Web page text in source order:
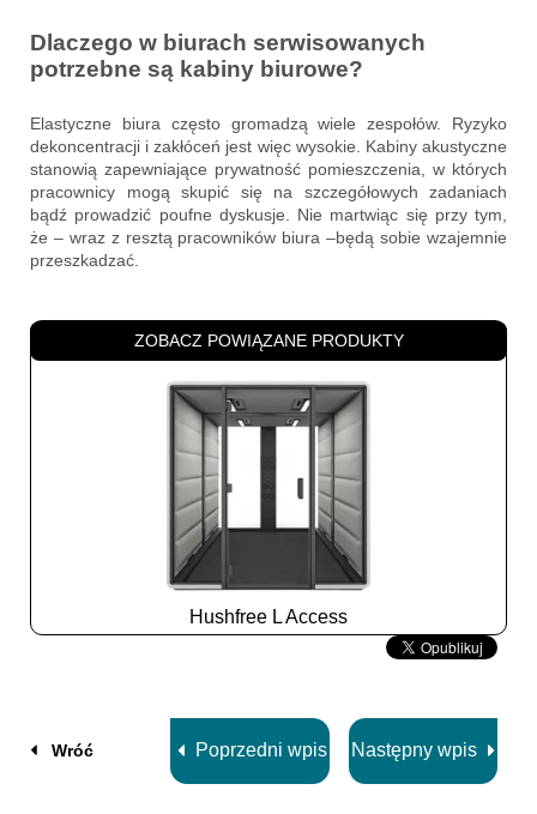
Dlaczego w biurach serwisowanych
potrzebne są kabiny biurowe?
Elastyczne biura często gromadzą wiele zespołów. Ryzyko
dekoncentracji i zakłóceń jest więc wysokie. Kabiny akustyczne
stanowią zapewniające prywatność pomieszczenia, w których
pracownicy mogą skupić się na szczegółowych zadaniach
bądź prowadzić poufne dyskusje. Nie martwiąc się przy tym,
że – wraz z resztą pracowników biura –będą sobie wzajemnie
przeszkadzać.
ZOBACZ POWIĄZANE PRODUKTY
Hushfree L Access
Slide
Wróć Poprzedni wpis Następny wpis